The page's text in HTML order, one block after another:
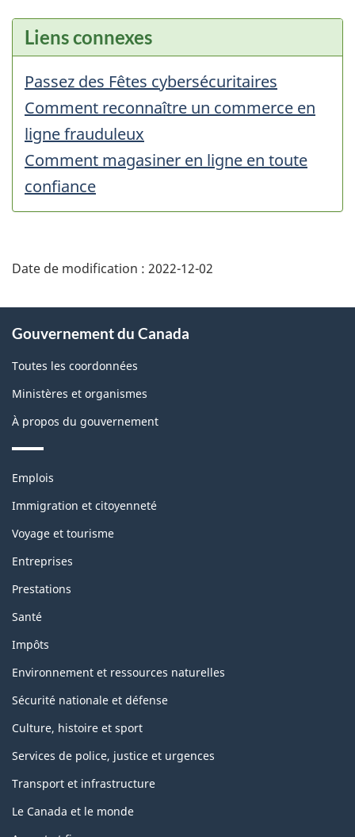
Liens connexes
Passez des Fêtes cybersécuritaires
Comment reconnaître un commerce en
ligne frauduleux
Comment magasiner en ligne en toute
confiance
Date de modification : 2022-12-02
propos
de
ce
Gouvernement du Canada
Toutes les coordonnées
Ministères et organismes
À propos du gouvernement
Thèmes
sujets
Emplois
Immigration et citoyenneté
Voyage et tourisme
Entreprises
Prestations
Santé
Impôts
Environnement et ressources naturelles
Sécurité nationale et défense
Culture, histoire et sport
Services de police, justice et urgences
Transport et infrastructure
Le Canada et le monde